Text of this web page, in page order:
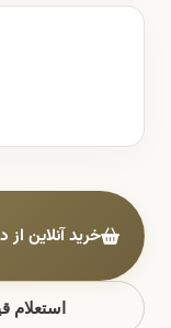
خرید آنلاین از